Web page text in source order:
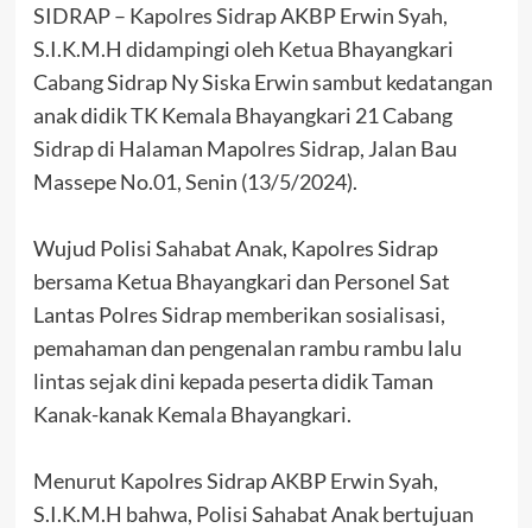
SIDRAP – Kapolres Sidrap AKBP Erwin Syah,
S.I.K.M.H didampingi oleh Ketua Bhayangkari
Cabang Sidrap Ny Siska Erwin sambut kedatangan
anak didik TK Kemala Bhayangkari 21 Cabang
Sidrap di Halaman Mapolres Sidrap, Jalan Bau
Massepe No.01, Senin (13/5/2024).
Wujud Polisi Sahabat Anak, Kapolres Sidrap
bersama Ketua Bhayangkari dan Personel Sat
Lantas Polres Sidrap memberikan sosialisasi,
pemahaman dan pengenalan rambu rambu lalu
lintas sejak dini kepada peserta didik Taman
Kanak-kanak Kemala Bhayangkari.
Menurut Kapolres Sidrap AKBP Erwin Syah,
S.I.K.M.H bahwa, Polisi Sahabat Anak bertujuan